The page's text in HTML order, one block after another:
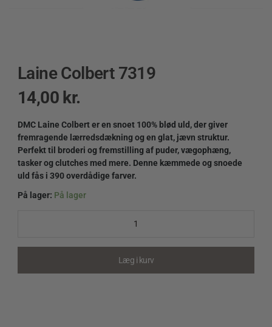
Laine Colbert 7319
14,00 kr.
DMC Laine Colbert er en snoet 100% blød uld, der giver
fremragende lærredsdækning og en glat, jævn struktur.
Perfekt til broderi og fremstilling af puder, vægophæng,
tasker og clutches med mere. Denne kæmmede og snoede
uld fås i 390 overdådige farver.
På lager: På lager
Læg i kurv